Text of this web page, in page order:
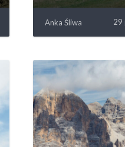
Anka Śliwa 29